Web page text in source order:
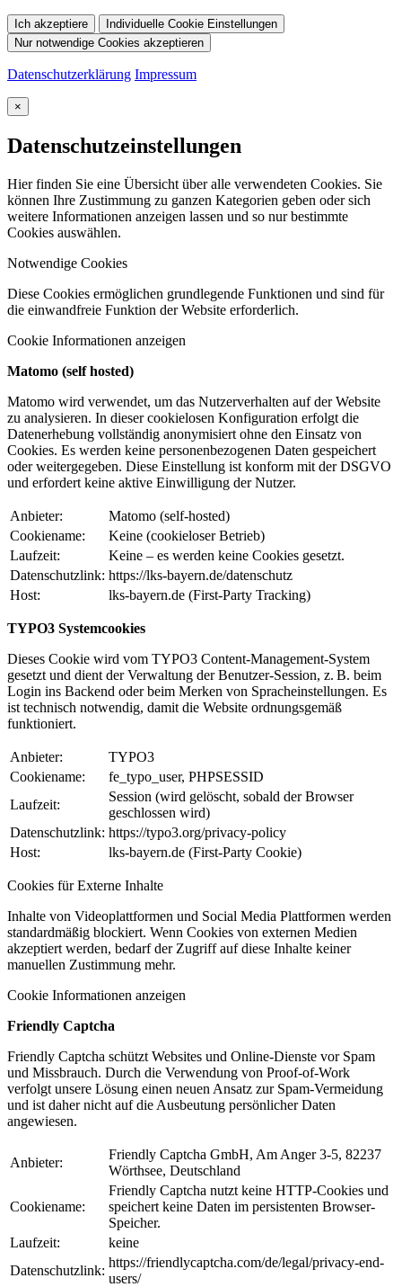
Ich akzeptiere
Individuelle Cookie Einstellungen
Nur notwendige Cookies akzeptieren
Datenschutzerklärung Impressum
×
Datenschutzeinstellungen
Hier finden Sie eine Übersicht über alle verwendeten Cookies. Sie
können Ihre Zustimmung zu ganzen Kategorien geben oder sich
weitere Informationen anzeigen lassen und so nur bestimmte
Cookies auswählen.
Notwendige Cookies
Diese Cookies ermöglichen grundlegende Funktionen und sind für
die einwandfreie Funktion der Website erforderlich.
Cookie Informationen anzeigen
Matomo (self hosted)
Matomo wird verwendet, um das Nutzerverhalten auf der Website
zu analysieren. In dieser cookielosen Konfiguration erfolgt die
Datenerhebung vollständig anonymisiert ohne den Einsatz von
Cookies. Es werden keine personenbezogenen Daten gespeichert
oder weitergegeben. Diese Einstellung ist konform mit der DSGVO
und erfordert keine aktive Einwilligung der Nutzer.
Anbieter:
Matomo (self-hosted)
Cookiename:
Keine (cookieloser Betrieb)
Laufzeit:
Keine – es werden keine Cookies gesetzt.
Datenschutzlink: https://lks-bayern.de/datenschutz
Host:
lks-bayern.de (First-Party Tracking)
TYPO3 Systemcookies
Dieses Cookie wird vom TYPO3 Content-Management-System
gesetzt und dient der Verwaltung der Benutzer-Session, z. B. beim
Login ins Backend oder beim Merken von Spracheinstellungen. Es
ist technisch notwendig, damit die Website ordnungsgemäß
funktioniert.
Anbieter:
TYPO3
Cookiename:
fe_typo_user, PHPSESSID
Laufzeit:
Session (wird gelöscht, sobald der Browser
geschlossen wird)
Datenschutzlink: https://typo3.org/privacy-policy
Host:
lks-bayern.de (First-Party Cookie)
Cookies für Externe Inhalte
Inhalte von Videoplattformen und Social Media Plattformen werden
standardmäßig blockiert. Wenn Cookies von externen Medien
akzeptiert werden, bedarf der Zugriff auf diese Inhalte keiner
manuellen Zustimmung mehr.
Cookie Informationen anzeigen
Friendly Captcha
Friendly Captcha schützt Websites und Online-Dienste vor Spam
und Missbrauch. Durch die Verwendung von Proof-of-Work
verfolgt unsere Lösung einen neuen Ansatz zur Spam-Vermeidung
und ist daher nicht auf die Ausbeutung persönlicher Daten
angewiesen.
Anbieter:
Friendly Captcha GmbH, Am Anger 3-5, 82237
Wörthsee, Deutschland
Cookiename:
Friendly Captcha nutzt keine HTTP-Cookies und
speichert keine Daten im persistenten Browser-
Speicher.
Laufzeit:
keine
Datenschutzlink:
https://friendlycaptcha.com/de/legal/privacy-end-
users/